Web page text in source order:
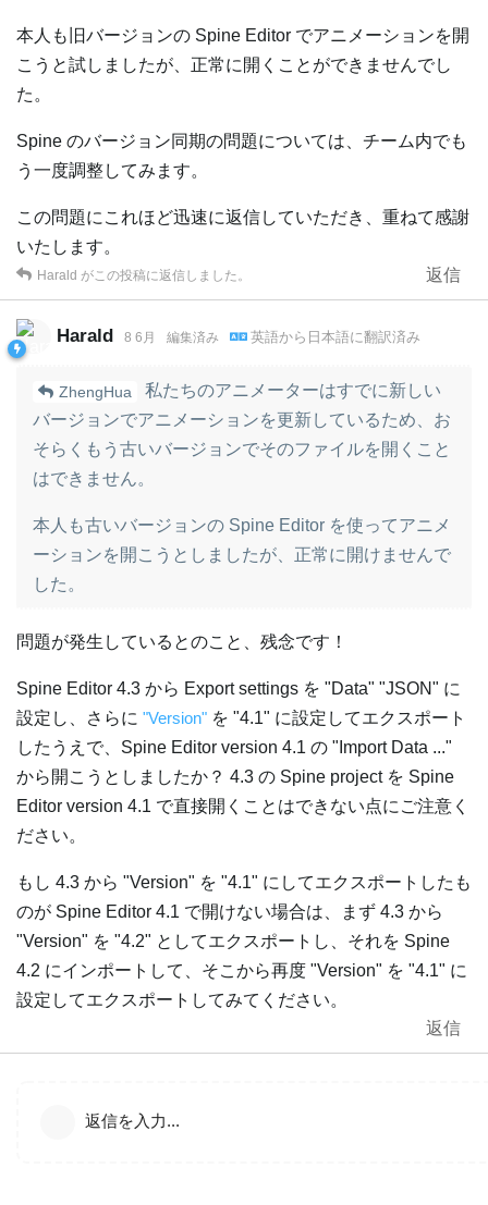
本人も旧バージョンの Spine Editor でアニメーションを開
こうと試しましたが、正常に開くことができませんでし
た。
Spine のバージョン同期の問題については、チーム内でも
う一度調整してみます。
この問題にこれほど迅速に返信していただき、重ねて感謝
いたします。
返信
Harald がこの投稿に返信しました。
Harald 8 6月 編集済み 英語から 日本語に翻訳済み
ZhengHua
私たちのアニメーターはすでに新しい
バージョンでアニメーションを更新しているため、お
そらくもう古いバージョンでそのファイルを開くこと
はできません。
本人も古いバージョンの Spine Editor を使ってアニメ
ーションを開こうとしましたが、正常に開けませんで
した。
問題が発生しているとのこと、残念です！
Spine Editor 4.3 から Export settings を "Data" "JSON" に
設定し、さらに "Version" を "4.1" に設定してエクスポート
したうえで、Spine Editor version 4.1 の "Import Data ..."
から開こうとしましたか？ 4.3 の Spine project を Spine
Editor version 4.1 で直接開くことはできない点にご注意く
ださい。
もし 4.3 から "Version" を "4.1" にしてエクスポートしたも
のが Spine Editor 4.1 で開けない場合は、まず 4.3 から
"Version" を "4.2" としてエクスポートし、それを Spine
4.2 にインポートして、そこから再度 "Version" を "4.1" に
設定してエクスポートしてみてください。
返信
返信を入力...